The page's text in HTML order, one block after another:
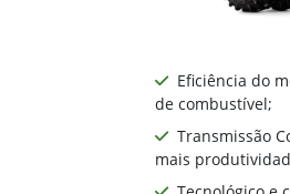
Eficiência do
de combustível;